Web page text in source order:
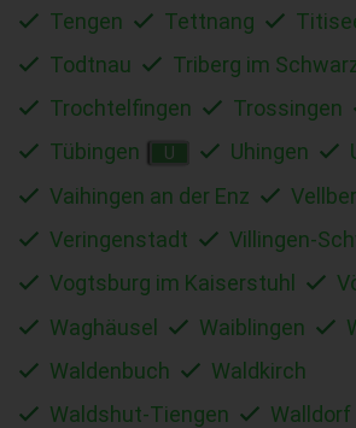
Tengen
Tettnang
Todtnau
Triberg im
Trochtelfingen
Trossingen
Tübingen
U Uhingen
Vaihingen an der Enz
Veringenstadt
Villingen-
Vogtsburg im Kaiserstuhl
Waghäusel Waiblingen
Waldenbuch
Waldkirch
Waldshut-Tiengen
Walldorf